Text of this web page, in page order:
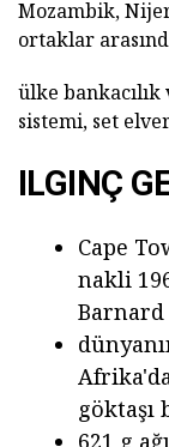
Mozambik,
ortaklar
ülke
sistemi, set
ILGINÇ
Cape
nakli
Barnard
göktaşı
621 g